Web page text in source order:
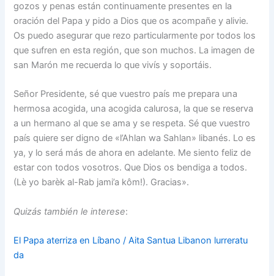
gozos y penas están continuamente presentes en la
oración del Papa y pido a Dios que os acompañe y alivie.
Os puedo asegurar que rezo particularmente por todos los
que sufren en esta región, que son muchos. La imagen de
san Marón me recuerda lo que vivís y soportáis.
Señor Presidente, sé que vuestro país me prepara una
hermosa acogida, una acogida calurosa, la que se reserva
a un hermano al que se ama y se respeta. Sé que vuestro
país quiere ser digno de «l’Ahlan wa Sahlan» libanés. Lo es
ya, y lo será más de ahora en adelante. Me siento feliz de
estar con todos vosotros. Que Dios os bendiga a todos.
(Lè yo barèk al-Rab jami’a kôm!). Gracias».
Quizás también le interese:
El Papa aterriza en Líbano / Aita Santua Libanon lurreratu
da